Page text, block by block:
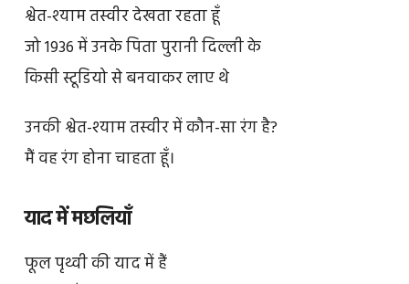
श्वेत-श्याम तस्वीर देखता रहता हूँ
जो 1936 में उनके पिता पुरानी दिल्ली के
किसी स्टूडियो से बनवाकर लाए थे
उनकी श्वेत-श्याम तस्वीर में कौन-सा रंग है?
मैं वह रंग होना चाहता हूँ।
याद में मछलियाँ
फूल पृथ्वी की याद में हैं